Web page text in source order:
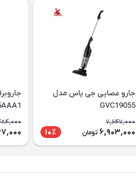
جارو عصایی جی پاس مدل
GVC19055
7,647,000
6,903,000 تومان 10٪